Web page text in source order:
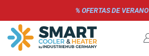
% OFERTAS DE VERANO